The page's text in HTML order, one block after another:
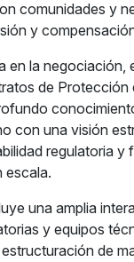
comunidades y
y
en la negociación,
de Protección
con una visión
regulatoria y
escala.
una amplia
y equipos
de